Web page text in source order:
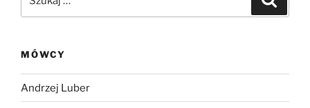
MÓWCY
Andrzej Luber